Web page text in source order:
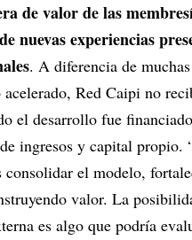
de valor de las
nuevas experiencias
. A diferencia de
Red Caipi no
el desarrollo fue
ingresos y capital propio.
consolidar el modelo,
valor. La
es algo que podría